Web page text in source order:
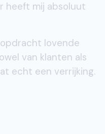
heeft mij absoluut
lovende
van klanten als
echt een verrijking.